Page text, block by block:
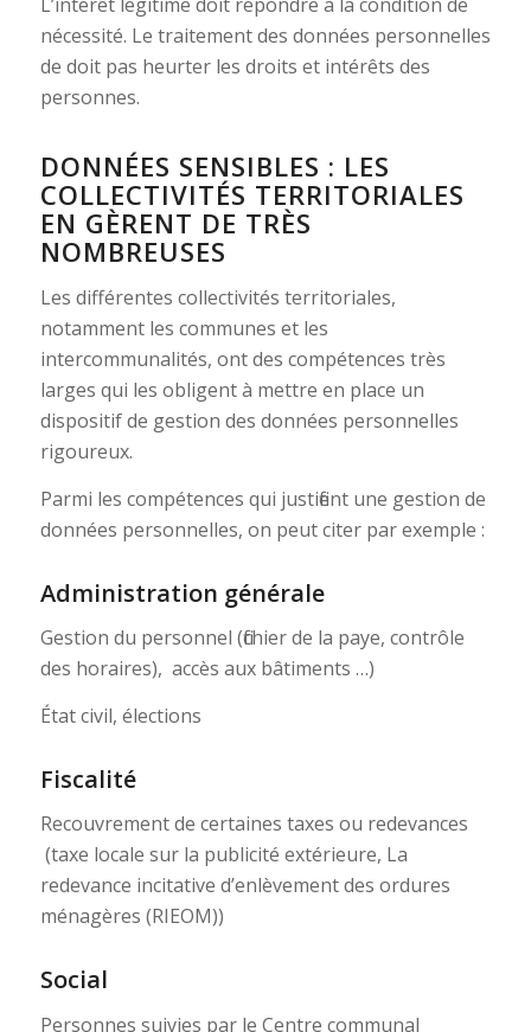
L’intérêt légitime doit répondre à la condition de
nécessité. Le traitement des données personnelles
de doit pas heurter les droits et intérêts des
personnes.
DONNÉES SENSIBLES : LES
COLLECTIVITÉS TERRITORIALES
EN GÈRENT DE TRÈS
NOMBREUSES
Les différentes collectivités territoriales,
notamment les communes et les
intercommunalités, ont des compétences très
larges qui les obligent à mettre en place un
dispositif de gestion des données personnelles
rigoureux.
Parmi les compétences qui justifient une gestion de
données personnelles, on peut citer par exemple :
Administration générale
Gestion du personnel (fichier de la paye, contrôle
des horaires), accès aux bâtiments …)
État civil, élections
Fiscalité
Recouvrement de certaines taxes ou redevances
(taxe locale sur la publicité extérieure, La
redevance incitative d’enlèvement des ordures
ménagères (RIEOM))
Social
Personnes suivies par le Centre communal